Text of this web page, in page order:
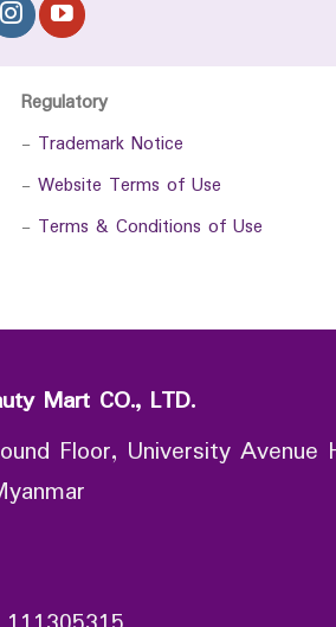
Regulatory
- Trademark Notice
- Website Terms of Use
- Terms & Conditions of Use
Mart CO., LTD.
Floor, University